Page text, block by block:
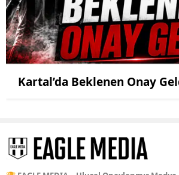
Kartal’da Beklenen Onay